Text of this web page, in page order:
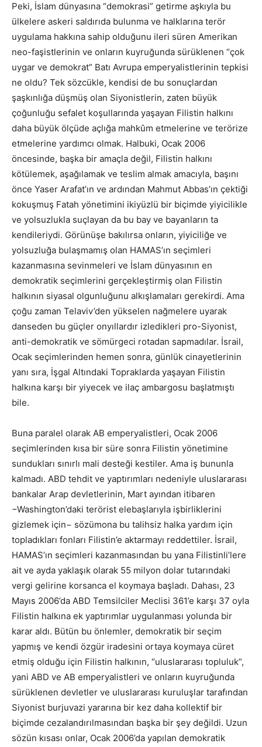
Peki, İslam dünyasına “demokrasi” getirme aşkıyla bu
ülkelere askeri saldırıda bulunma ve halklarına terör
uygulama hakkına sahip olduğunu ileri süren Amerikan
neo-faşistlerinin ve onların kuyruğunda sürüklenen “çok
uygar ve demokrat” Batı Avrupa emperyalistlerinin tepkisi
ne oldu? Tek sözcükle, kendisi de bu sonuçlardan
şaşkınlığa düşmüş olan Siyonistlerin, zaten büyük
çoğunluğu sefalet koşullarında yaşayan Filistin halkını
daha büyük ölçüde açlığa mahkûm etmelerine ve terörize
etmelerine yardımcı olmak. Halbuki, Ocak 2006
öncesinde, başka bir amaçla değil, Filistin halkını
kötülemek, aşağılamak ve teslim almak amacıyla, başını
önce Yaser Arafat’ın ve ardından Mahmut Abbas’ın çektiği
kokuşmuş Fatah yönetimini ikiyüzlü bir biçimde yiyicilikle
ve yolsuzlukla suçlayan da bu bay ve bayanların ta
kendileriydi. Görünüşe bakılırsa onların, yiyiciliğe ve
yolsuzluğa bulaşmamış olan HAMAS’ın seçimleri
kazanmasına sevinmeleri ve İslam dünyasının en
demokratik seçimlerini gerçekleştirmiş olan Filistin
halkının siyasal olgunluğunu alkışlamaları gerekirdi. Ama
çoğu zaman Telaviv’den yükselen nağmelere uyarak
danseden bu güçler onyıllardır izledikleri pro-Siyonist,
anti-demokratik ve sömürgeci rotadan sapmadılar. İsrail,
Ocak seçimlerinden hemen sonra, günlük cinayetlerinin
yanı sıra, İşgal Altındaki Topraklarda yaşayan Filistin
halkına karşı bir yiyecek ve ilaç ambargosu başlatmıştı
bile.
Buna paralel olarak AB emperyalistleri, Ocak 2006
seçimlerinden kısa bir süre sonra Filistin yönetimine
sundukları sınırlı mali desteği kestiler. Ama iş bununla
kalmadı. ABD tehdit ve yaptırımları nedeniyle uluslararası
bankalar Arap devletlerinin, Mart ayından itibaren
−Washington’daki terörist elebaşlarıyla işbirliklerini
gizlemek için− sözümona bu talihsiz halka yardım için
topladıkları fonları Filistin’e aktarmayı reddettiler. İsrail,
HAMAS’ın seçimleri kazanmasından bu yana Filistinli’lere
ait ve ayda yaklaşık olarak 55 milyon dolar tutarındaki
vergi gelirine korsanca el koymaya başladı. Dahası, 23
Mayıs 2006’da ABD Temsilciler Meclisi 361’e karşı 37 oyla
Filistin halkına ek yaptırımlar uygulanması yolunda bir
karar aldı. Bütün bu önlemler, demokratik bir seçim
yapmış ve kendi özgür iradesini ortaya koymaya cüret
etmiş olduğu için Filistin halkının, “uluslararası topluluk”,
yani ABD ve AB emperyalistleri ve onların kuyruğunda
sürüklenen devletler ve uluslararası kuruluşlar tarafından
Siyonist burjuvazi yararına bir kez daha kollektif bir
biçimde cezalandırılmasından başka bir şey değildi. Uzun
sözün kısası onlar, Ocak 2006’da yapılan demokratik